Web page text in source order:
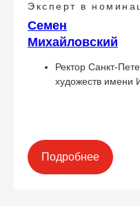
Эксперт в
Семен
Михайловский
Ректор Санкт-
художеств имени
Подробнее